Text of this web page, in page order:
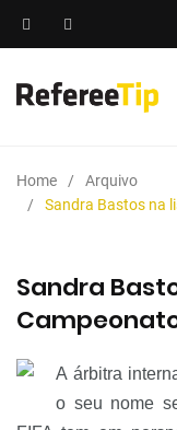
Home
Arquivo
Sandra Bastos na
Sandra
A árbitra
o seu nome